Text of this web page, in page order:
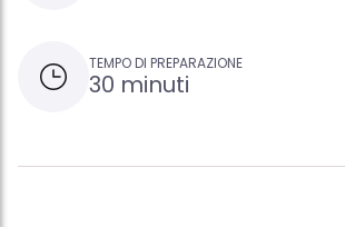
TEMPO DI PREPARAZIONE
30 minuti